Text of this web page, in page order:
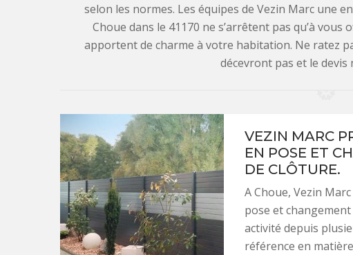
selon les normes. Les équipes de Vezin Marc une
Choue dans le 41170 ne s’arrêtent pas qu’à
apportent de charme à votre habitation. Ne ratez
décevront pas et le
VEZIN MARC
EN POSE ET
DE CLÔTURE.
A Choue, Vezin
pose et
activité depuis
référence en